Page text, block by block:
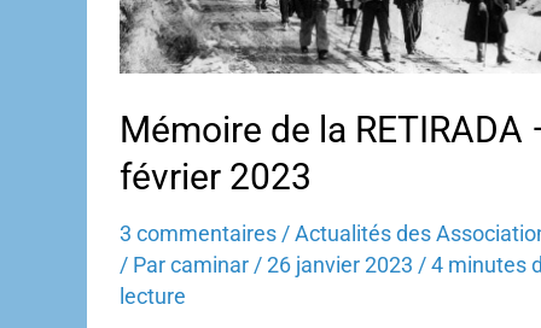
Mémoire de la RETIRADA
février 2023
3 commentaires/Actualités des
/ Parcaminar/26 janvier 2023 /4 minutes
lecture